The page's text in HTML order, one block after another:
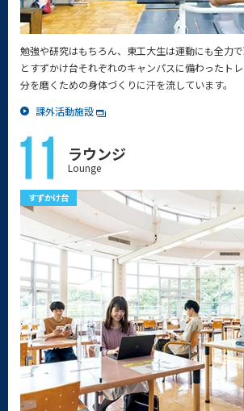
勉強や研究はもちろん、東工大生は運動にも全力
とすずかけ台それぞれのキャンパスに備わったト
分を磨くための身体づくりに汗を流しています。
課外活動施設
ラウンジ
Lounge
すずかけ台